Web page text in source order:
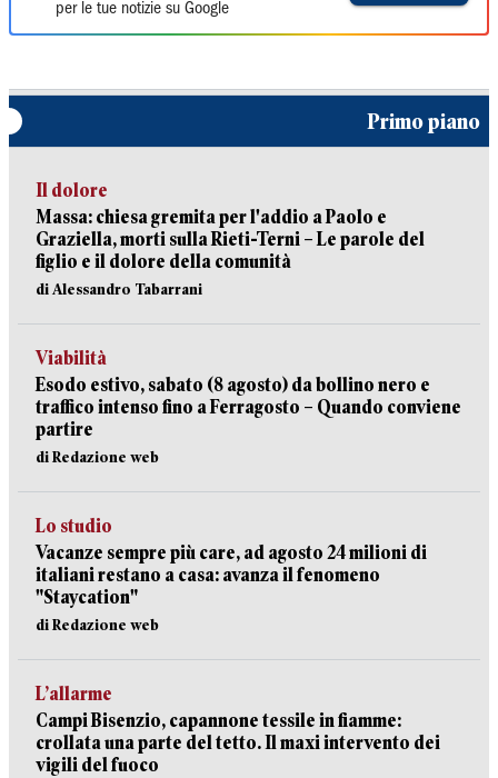
per le tue notizie su Google
Primo piano
Il dolore
Massa: chiesa gremita per l'addio a Paolo e
Graziella, morti sulla Rieti-Terni – Le parole del
figlio e il dolore della comunità
di Alessandro Tabarrani
Viabilità
Esodo estivo, sabato (8 agosto) da bollino nero e
traffico intenso fino a Ferragosto – Quando conviene
partire
di Redazione web
Lo studio
Vacanze sempre più care, ad agosto 24 milioni di
italiani restano a casa: avanza il fenomeno
"Staycation"
di Redazione web
L’allarme
Campi Bisenzio, capannone tessile in fiamme:
crollata una parte del tetto. Il maxi intervento dei
vigili del fuoco